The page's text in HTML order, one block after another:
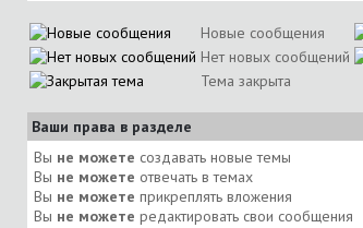
Новые сообщения
Нет новых сообщений
Тема закрыта
Ваши права в разделе
Вы не можете создавать новые темы
Вы не можете отвечать в темах
Вы не можете прикреплять вложения
Вы не можете редактировать свои сообщения